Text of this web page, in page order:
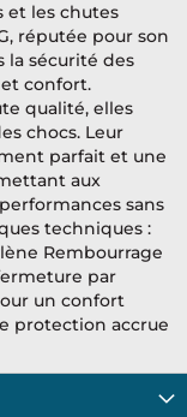
et les chutes
réputée pour son
la sécurité des
confort.
qualité, elles
chocs. Leur
parfait et une
aux
sans
techniques :
Rembourrage
par
un confort
protection accrue